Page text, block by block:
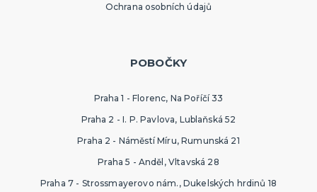
Ochrana osobních údajů
POBOČKY
Praha 1 - Florenc, Na Poříčí 33
Praha 2 - I. P. Pavlova, Lublaňská 52
Praha 2 - Náměstí Míru, Rumunská 21
Praha 5 - Anděl, Vltavská 28
Praha 7 - Strossmayerovo nám., Dukelských hrdinů 18